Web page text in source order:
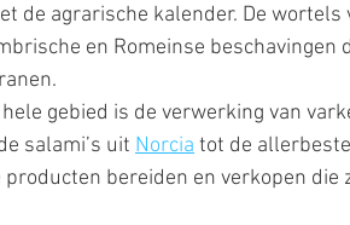
de agrarische kalender. De
en Romeinse beschavingen
gebied is de verwerking van
salami’s uit Norcia tot de
bereiden en verkopen die